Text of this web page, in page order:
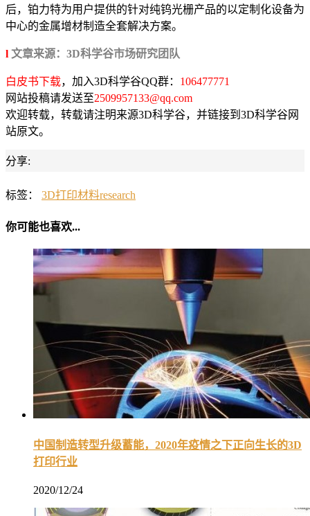
后，铂力特为用户提供的针对纯钨光栅产品的以定制化设备为
中心的金属增材制造全套解决方案。
l 文章来源：3D科学谷市场研究团队
白皮书下载，加入3D科学谷QQ群： 106477771
网站投稿请发送至2509957133@qq.com
欢迎转载，转载请注明来源3D科学谷，并链接到3D科学谷网
站原文。
分享:
标签： 3D打印材料research
你可能也喜欢...
中国制造转型升级蓄能，2020年疫情之下正向生长的3D
打印行业
2020/12/24